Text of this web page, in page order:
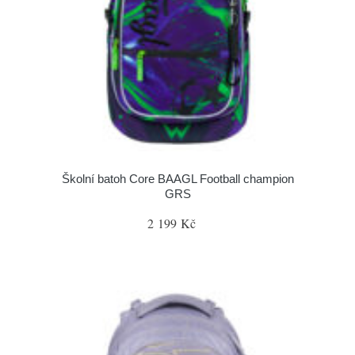
Školní batoh Core BAAGL Football champion
GRS
2 199 Kč